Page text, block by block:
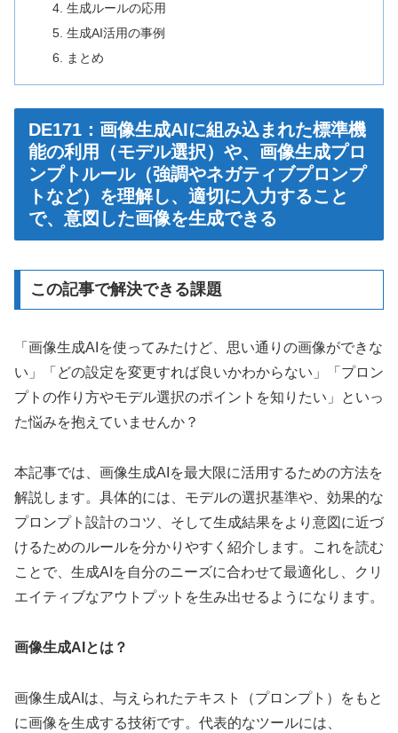
生成ルールの応用
生成AI活用の事例
まとめ
DE171：画像生成AIに組み込まれた標準機
能の利用（モデル選択）や、画像生成プロ
ンプトルール（強調やネガティブプロンプ
トなど）を理解し、適切に入力すること
で、意図した画像を生成できる
この記事で解決できる課題
「画像生成AIを使ってみたけど、思い通りの画像ができな
い」「どの設定を変更すれば良いかわからない」「プロン
プトの作り方やモデル選択のポイントを知りたい」といっ
た悩みを抱えていませんか？
本記事では、画像生成AIを最大限に活用するための方法を
解説します。具体的には、モデルの選択基準や、効果的な
プロンプト設計のコツ、そして生成結果をより意図に近づ
けるためのルールを分かりやすく紹介します。これを読む
ことで、生成AIを自分のニーズに合わせて最適化し、クリ
エイティブなアウトプットを生み出せるようになります。
画像生成AIとは？
画像生成AIは、与えられたテキスト（プロンプト）をもと
に画像を生成する技術です。代表的なツールには、